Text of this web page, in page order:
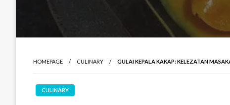
HOMEPAGE CULINARY GULAI KEPALA KAKAP: KELEZATAN
CULINARY